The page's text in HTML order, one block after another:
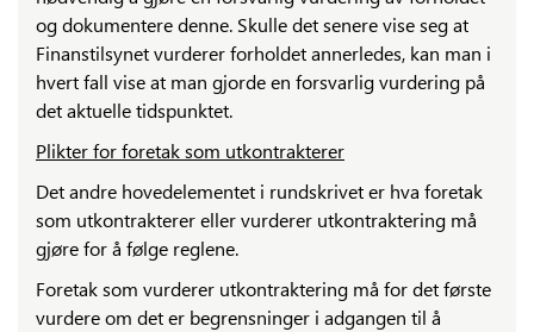
og dokumentere denne. Skulle det senere vise seg at
Finanstilsynet vurderer forholdet annerledes, kan man i
hvert fall vise at man gjorde en forsvarlig vurdering på
det aktuelle tidspunktet.
Plikter for foretak som utkontrakterer
Det andre hovedelementet i rundskrivet er hva foretak
som utkontrakterer eller vurderer utkontraktering må
gjøre for å følge reglene.
Foretak som vurderer utkontraktering må for det første
vurdere om det er begrensninger i adgangen til å